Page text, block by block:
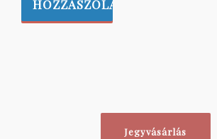
Jegyvásárlás